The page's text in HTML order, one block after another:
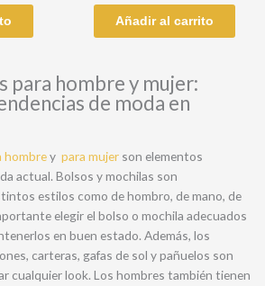
Añadir al carrito
para hombre y mujer:
de moda en
hombrey para mujer son elementos
actual. Bolsos y mochilas son
estilos como de hombro, de mano, de
elegir el bolso o mochila adecuados
en buen estado. Además, los
carteras, gafas de sol y pañuelos son
cualquier look. Los hombres también tienen